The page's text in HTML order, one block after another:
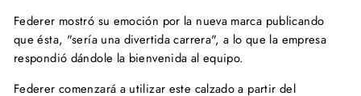
Federer mostró su emoción por la nueva marca publicando
que ésta, "sería una divertida carrera", a lo que la empresa
respondió dándole la bienvenida al equipo.
Federer comenzará a utilizar este calzado a partir del